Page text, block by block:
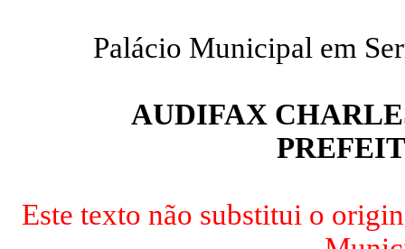
Palácio Municipal em
AUDIFAX
Este texto não substitui o